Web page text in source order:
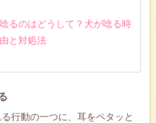
るのはどうして？犬が唸る時
と対処法
行動の一つに、耳をペタッと